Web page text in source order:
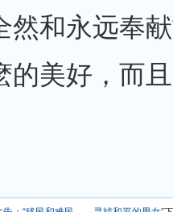
然和永远奉
的美好，而